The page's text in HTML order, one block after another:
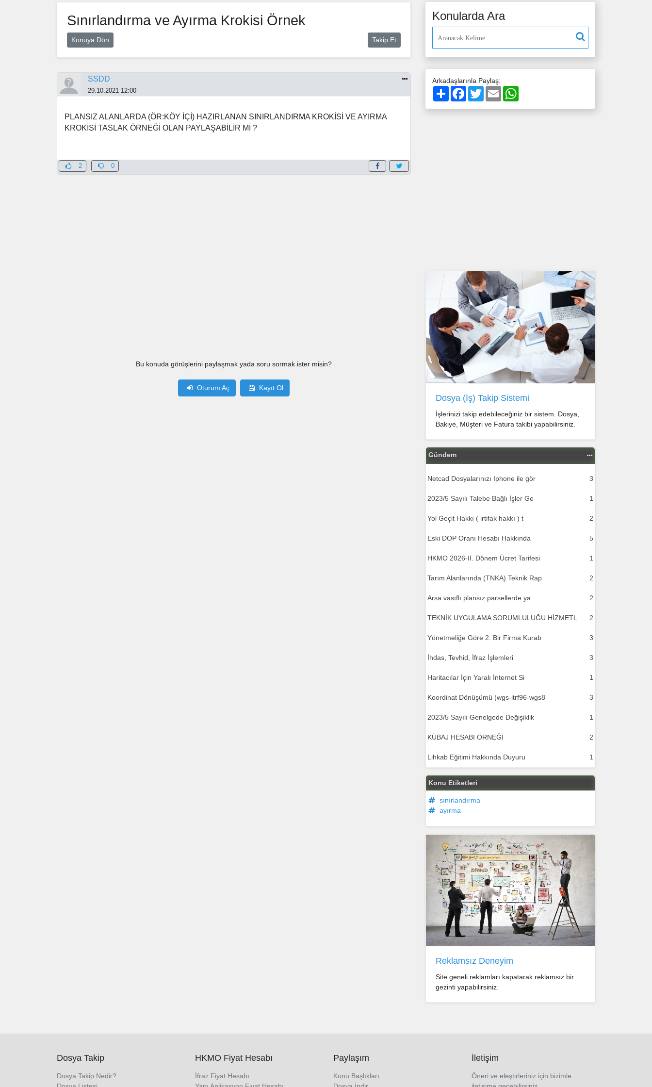
Sınırlandırma ve Ayırma Krokisi Örnek
Takip Et
Konuya Dön
SSDD
29.10.2021 12:00
PLANSIZ ALANLARDA (ÖR:KÖY İÇİ) HAZIRLANAN SINIRLANDIRMA KROKİSİ VE AYIRMA
KROKİSİ TASLAK ÖRNEĞİ OLAN PAYLAŞABİLİR Mİ ?
2 0
Bu konuda görüşlerini paylaşmak yada soru sormak ister misin?
Oturum Aç Kayıt Ol
Konularda Ara
Arkadaşlarınla Paylaş:
PaylaşFacebook
TwitterEmail
Dosya (İş) Takip Sistemi
İşlerinizi takip edebileceğiniz bir sistem. Dosya,
Bakiye, Müşteri ve Fatura takibi yapabilirsiniz.
Gündem
Netcad Dosyalarınızı Iphone ile gör 3
2023/5 Sayılı Talebe Bağlı İşler Ge 1
Yol Geçit Hakkı ( irtifak hakkı ) t 2
Eski DOP Oranı Hesabı Hakkında 5
HKMO 2026-II. Dönem Ücret Tarifesi 1
Tarım Alanlarında (TNKA) Teknik Rap 2
Arsa vasıflı plansız parsellerde ya 2
TEKNİK UYGULAMA SORUMLULUĞU HİZMETL 2
Yönetmeliğe Göre 2. Bir Firma Kurab 3
İhdas, Tevhid, İfraz İşlemleri 3
Haritacılar İçin Yaralı İnternet Si 1
Koordinat Dönüşümü (wgs-itrf96-wgs8 3
2023/5 Sayılı Genelgede Değişiklik 1
KÜBAJ HESABI ÖRNEĞİ 2
Lihkab Eğitimi Hakkında Duyuru 1
Konu Etiketleri
sınırlandırma
ayırma
Reklamsız Deneyim
Site geneli reklamları kapatarak reklamsız bir
gezinti yapabilirsiniz.
Dosya Takip
Dosya Takip Nedir?
HKMO Fiyat Hesabı
İfraz Fiyat Hesabı
Paylaşım
Konu Başlıkları
İletişim
Öneri ve eleştirleriniz için bizimle